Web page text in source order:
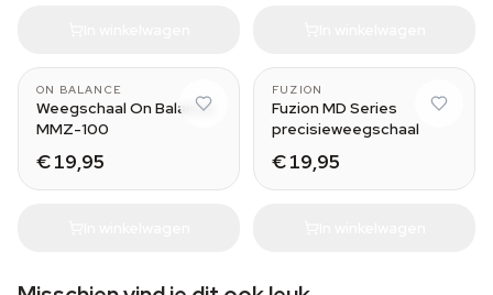
ON BALANCE
Weegschaal On Balance
MMZ-100
€ 19,95
FUZION
Fuzion MD Series
precisieweegschaal
€ 19,95